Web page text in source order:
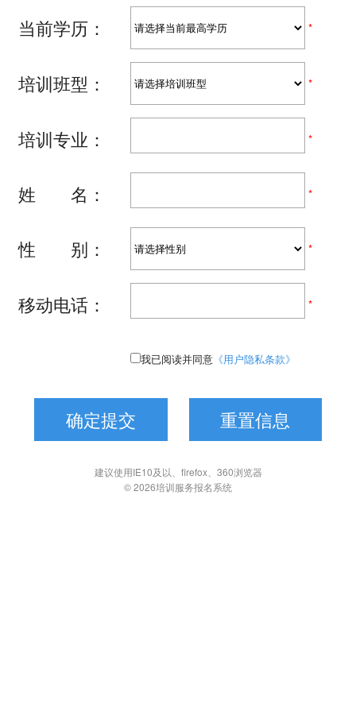
当前学历： *
培训班型： *
培训专业： *
姓 名： *
性 别： *
移动电话： *
我已阅读并同意《用户隐私条款》
建议使用IE10及以、firefox、360浏览器
© 2026培训服务报名系统